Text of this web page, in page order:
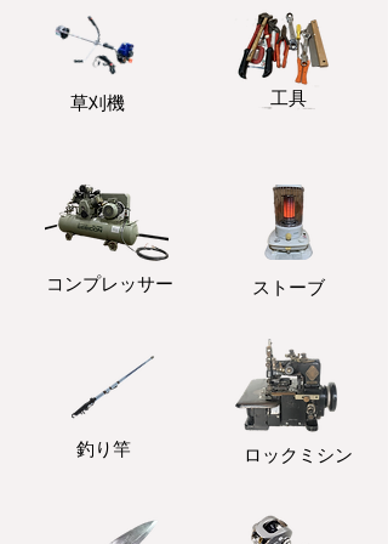
​草刈機 ​工具
コンプレッサー ストーブ
釣り竿 ロックミシン